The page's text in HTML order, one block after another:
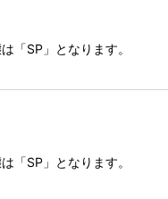
「SP」となります。
「SP」となります。